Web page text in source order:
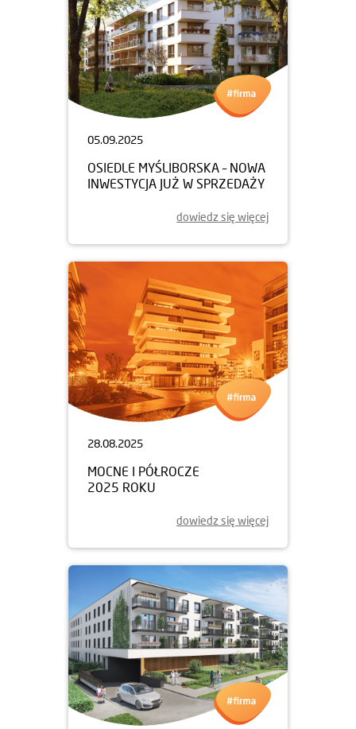
05.09.2025
OSIEDLE MYŚLIBORSKA – NOWA
INWESTYCJA JUŻ W SPRZEDAŻY
dowiedz się więcej
28.08.2025
MOCNE I PÓŁROCZE
2025 ROKU
dowiedz się więcej